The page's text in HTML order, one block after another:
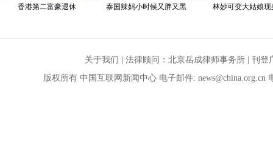
关于我们 | 法律顾问：北京岳成律师事务所 |刊登
版权所有 中国互联网新闻中心 电子邮件: news@china.org.cn